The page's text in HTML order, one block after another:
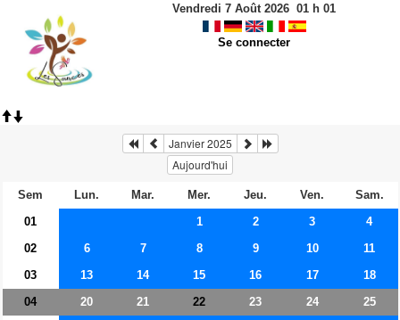
Vendredi 7 Août 2026 01 h 01
Se connecter
Janvier 2025
Aujourd'hui
Sem Lun. Mar. Mer. Jeu. Ven.
Sam.
01
1 2 3
4
02
6 7 8 9 10
11
03
13 14 15 16 17
18
04
20 21 22 23 24
25